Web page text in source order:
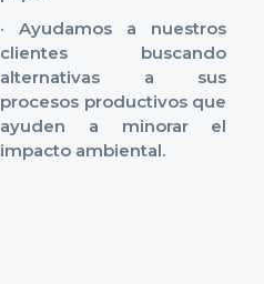
· Ayudamos a nuestros
clientes buscando
alternativas a sus
procesos productivos que
ayuden a minorar el
impacto ambiental.